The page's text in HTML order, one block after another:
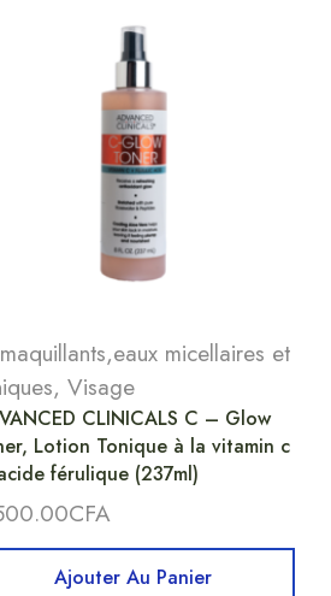
micellaires et
, Visage
CLINICALS C – Glow
Lotion Tonique à la vitamin c
férulique (237ml)
CFA
Ajouter Au Panier